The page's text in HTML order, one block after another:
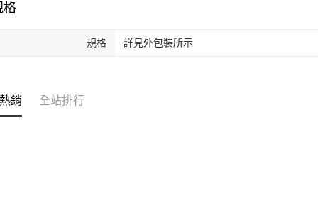
格
規格 詳見外包裝所示
銷 全站排行